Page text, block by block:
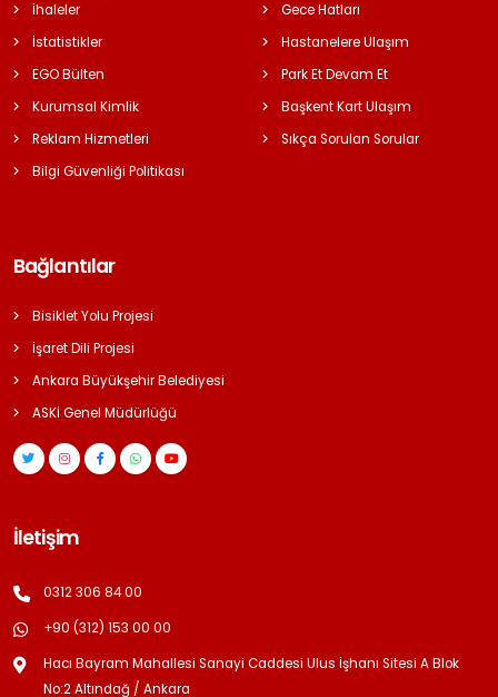
İhaleler
İstatistikler
EGO Bülten
Kurumsal Kimlik
Reklam Hizmetleri
Bilgi Güvenliği Politikası
Gece Hatları
Hastanelere Ulaşım
Park Et Devam Et
Başkent Kart Ulaşım
Sıkça Sorulan Sorular
Bağlantılar
Bisiklet Yolu Projesi
İşaret Dili Projesi
Ankara Büyükşehir Belediyesi
ASKİ Genel Müdürlüğü
İletişim
0312 306 84 00
+90 (312) 153 00 00
Hacı Bayram Mahallesi Sanayi Caddesi Ulus İşhanı Sitesi A Blok
No:2 Altındağ / Ankara